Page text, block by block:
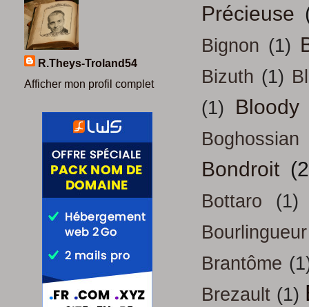
Précieuse
Bignon (1)
Bizuth (1)
(1)
Bloody
Boghossian
Bondroit
Bottaro
(1)
Bourlingueur
Brantôme
Brezault (1)
R.Theys-Troland54
Afficher mon profil complet